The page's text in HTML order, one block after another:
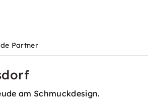
Partner
am Schmuckdesign.